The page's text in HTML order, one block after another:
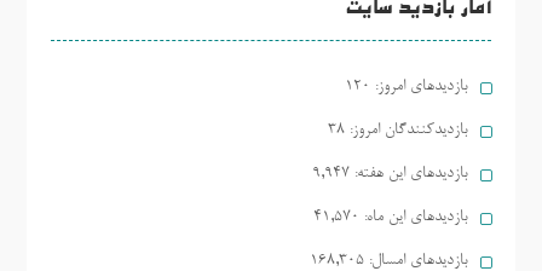
آمار بازدید سایت
بازدیدهای امروز: 120
بازدیدکنندگان امروز: 38
بازدیدهای این هفته: 9,947
بازدیدهای این ماه: 41,570
بازدیدهای امسال: 168,305